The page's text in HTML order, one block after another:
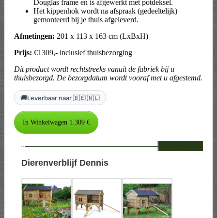
Douglas frame en is afgewerkt met potdeksel.
Het kippenhok wordt na afspraak (gedeeltelijk)
gemonteerd bij je thuis afgeleverd.
Afmetingen: 201 x 113 x 163 cm (LxBxH)
Prijs: €1309,- inclusief thuisbezorging
Dit product wordt rechtstreeks vanuit de fabriek bij u
thuisbezorgd. De bezorgdatum wordt vooraf met u afgestemd.
🚚Leverbaar naar 🇧🇪 🇳🇱
--
Dierenverblijf Dennis